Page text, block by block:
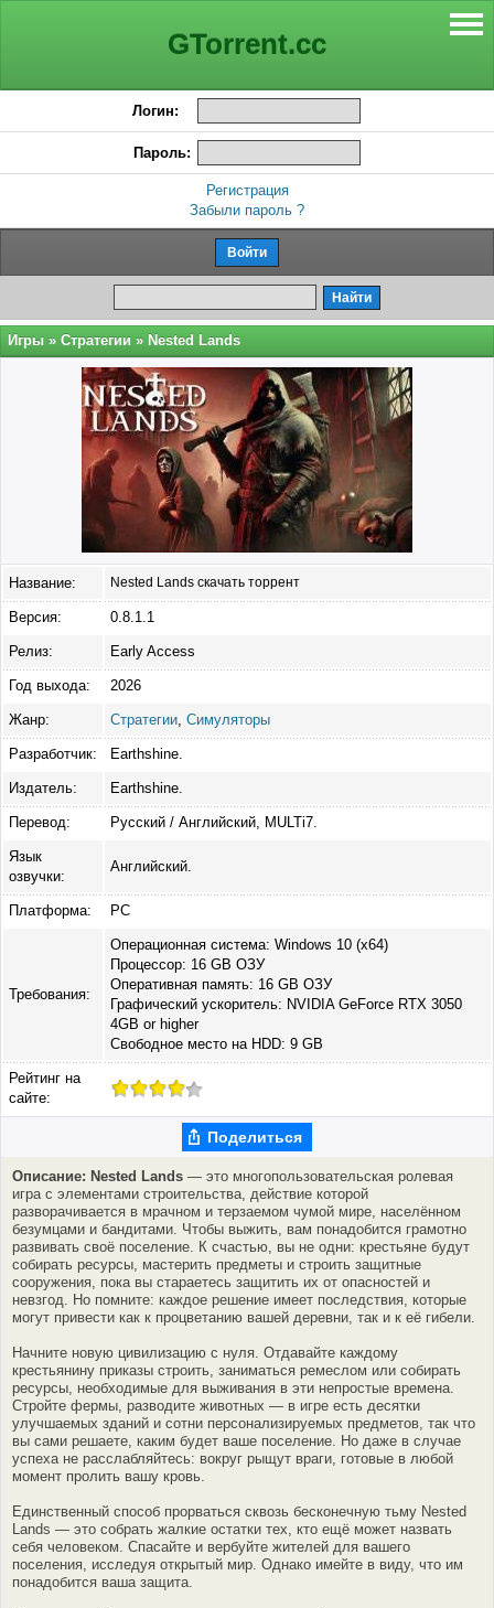
GTorrent.cc
Логин:
Пароль:
Регистрация
Забыли пароль ?
Игры » Стратегии » Nested Lands
Название: Nested Lands скачать торрент
Версия: 0.8.1.1
Релиз: Early Access
Год выхода: 2026
Жанр: Стратегии Симуляторы
Разработчик: Earthshine.
Издатель: Earthshine.
Перевод: Русский / Английский, MULTi7.
Язык
озвучки:
Английский.
Платформа: PC
Требования:
Операционная система: Windows 10 (x64)
Процессор: 16 GB ОЗУ
Оперативная память: 16 GB ОЗУ
Графический ускоритель: NVIDIA GeForce RTX 3050
4GB or higher
Свободное место на HDD: 9 GB
Рейтинг на
сайте:
Поделиться
Описание: Nested Lands — это многопользовательская ролевая
игра с элементами строительства, действие которой
разворачивается в мрачном и терзаемом чумой мире, населённом
безумцами и бандитами. Чтобы выжить, вам понадобится грамотно
развивать своё поселение. К счастью, вы не одни: крестьяне будут
собирать ресурсы, мастерить предметы и строить защитные
сооружения, пока вы стараетесь защитить их от опасностей и
невзгод. Но помните: каждое решение имеет последствия, которые
могут привести как к процветанию вашей деревни, так и к её гибели.
Начните новую цивилизацию с нуля. Отдавайте каждому
крестьянину приказы строить, заниматься ремеслом или собирать
ресурсы, необходимые для выживания в эти непростые времена.
Стройте фермы, разводите животных — в игре есть десятки
улучшаемых зданий и сотни персонализируемых предметов, так что
вы сами решаете, каким будет ваше поселение. Но даже в случае
успеха не расслабляйтесь: вокруг рыщут враги, готовые в любой
момент пролить вашу кровь.
Единственный способ прорваться сквозь бесконечную тьму Nested
Lands — это собрать жалкие остатки тех, кто ещё может назвать
себя человеком. Спасайте и вербуйте жителей для вашего
поселения, исследуя открытый мир. Однако имейте в виду, что им
понадобится ваша защита.